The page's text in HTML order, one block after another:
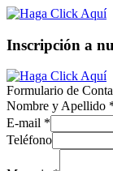
Inscripción a
Formulario de
Nombre y Apellido
E-mail *
Teléfono